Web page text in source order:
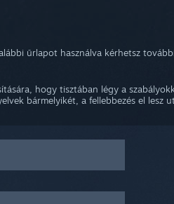
űrlapot használva kérhetsz
hogy tisztában légy a
bármelyikét, a fellebbezés el lesz